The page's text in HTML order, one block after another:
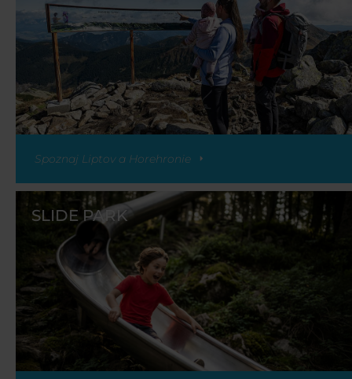
Spoznaj Liptov a Horehronie
SLIDE PARK